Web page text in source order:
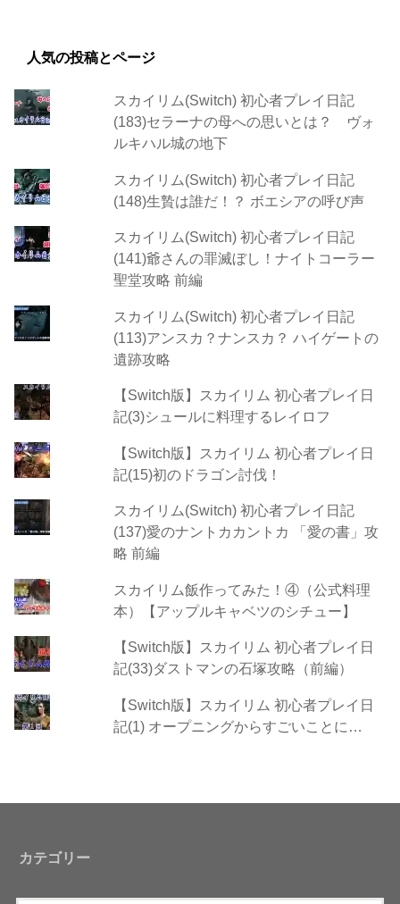
人気の投稿とページ
スカイリム(Switch) 初心者プレイ日記
(183)セラーナの母への思いとは？ ヴォ
ルキハル城の地下
スカイリム(Switch) 初心者プレイ日記
(148)生贄は誰だ！？ ボエシアの呼び声
スカイリム(Switch) 初心者プレイ日記
(141)爺さんの罪滅ぼし！ナイトコーラー
聖堂攻略 前編
スカイリム(Switch) 初心者プレイ日記
(113)アンスカ？ナンスカ？ ハイゲートの
遺跡攻略
【Switch版】スカイリム 初心者プレイ日
記(3)シュールに料理するレイロフ
【Switch版】スカイリム 初心者プレイ日
記(15)初のドラゴン討伐！
スカイリム(Switch) 初心者プレイ日記
(137)愛のナントカカントカ 「愛の書」攻
略 前編
スカイリム飯作ってみた！④（公式料理
本）【アップルキャベツのシチュー】
【Switch版】スカイリム 初心者プレイ日
記(33)ダストマンの石塚攻略（前編）
【Switch版】スカイリム 初心者プレイ日
記(1) オープニングからすごいことに…
カテゴリー